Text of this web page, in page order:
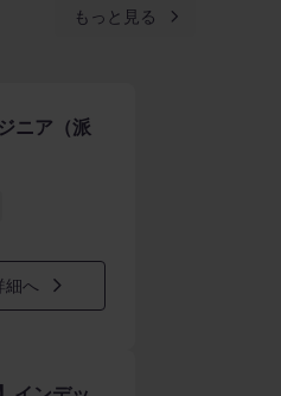
もっと見る
ニア（派
細へ